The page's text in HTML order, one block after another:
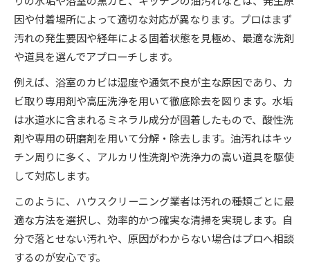
因や付着場所によって適切な対応が異なります。プロはまず
汚れの発生要因や経年による固着状態を見極め、最適な洗剤
や道具を選んでアプローチします。
例えば、浴室のカビは湿度や通気不良が主な原因であり、カ
ビ取り専用剤や高圧洗浄を用いて徹底除去を図ります。水垢
は水道水に含まれるミネラル成分が固着したもので、酸性洗
剤や専用の研磨剤を用いて分解・除去します。油汚れはキッ
チン周りに多く、アルカリ性洗剤や洗浄力の高い道具を駆使
して対応します。
このように、ハウスクリーニング業者は汚れの種類ごとに最
適な方法を選択し、効率的かつ確実な清掃を実現します。自
分で落とせない汚れや、原因がわからない場合はプロへ相談
するのが安心です。